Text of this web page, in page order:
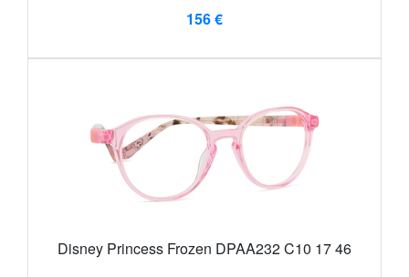
156 €
Disney Princess Frozen DPAA232 C10 17 46